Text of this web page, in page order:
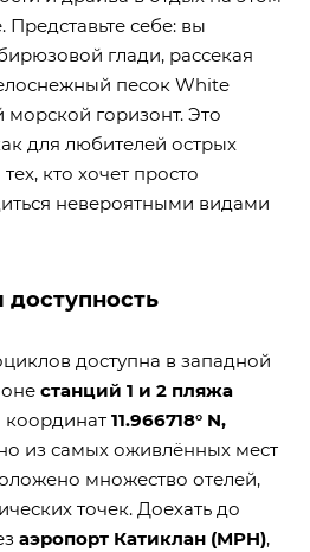
себе: вы
глади, рассекая
песок White
горизонт. Это
для любителей острых
кто хочет просто
невероятными видами
доступна в западной
станций 1 и 2 пляжа
координат 11.966718° N,
из самых оживлённых мест
множество отелей,
точек. Доехать до
аэропорт Катиклан (MPH),